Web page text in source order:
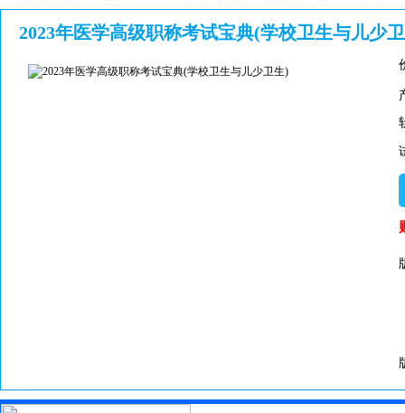
2023年医学高级职称考试宝典(学校卫生与儿少